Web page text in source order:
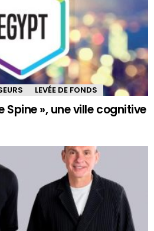
LEVÉE DE FONDS
Spine », une ville cognitive